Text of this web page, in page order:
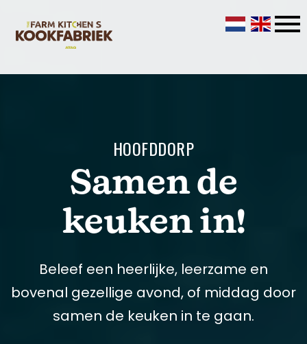
HOOFDDORP
Samen de
keuken in!
Beleef een heerlijke, leerzame en
bovenal gezellige avond, of middag door
samen de keuken in te gaan.